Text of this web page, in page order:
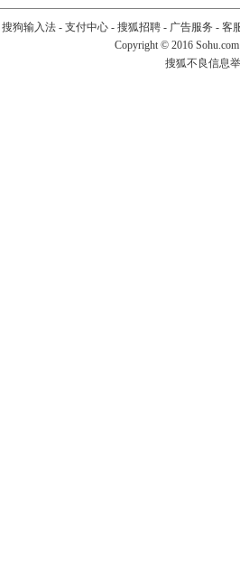
搜狗输入法- 支付中心- 搜狐招聘- 广告服务 - 客
Copyright © 2016
搜狐不良信息